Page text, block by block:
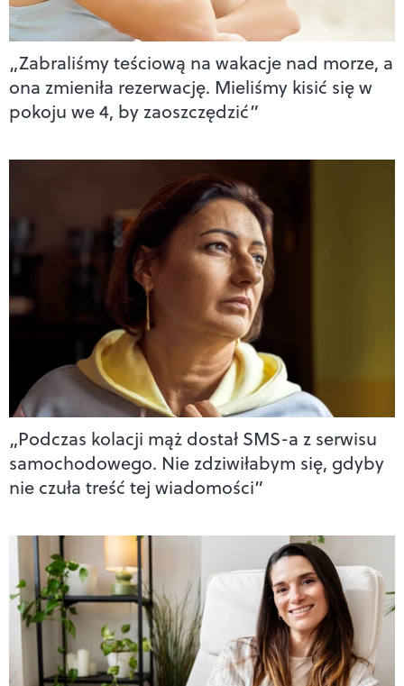
„Zabraliśmy teściową na wakacje nad morze, a
ona zmieniła rezerwację. Mieliśmy kisić się w
pokoju we 4, by zaoszczędzić”
„Podczas kolacji mąż dostał SMS-a z serwisu
samochodowego. Nie zdziwiłabym się, gdyby
nie czuła treść tej wiadomości”